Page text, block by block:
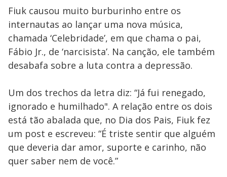
Fiuk causou muito burburinho entre os
internautas ao lançar uma nova música,
chamada ‘Celebridade’, em que chama o pai,
Fábio Jr., de ‘narcisista’. Na canção, ele também
desabafa sobre a luta contra a depressão.
Um dos trechos da letra diz: “Já fui renegado,
ignorado e humilhado". A relação entre os dois
está tão abalada que, no Dia dos Pais, Fiuk fez
um post e escreveu: “É triste sentir que alguém
que deveria dar amor, suporte e carinho, não
quer saber nem de você.”